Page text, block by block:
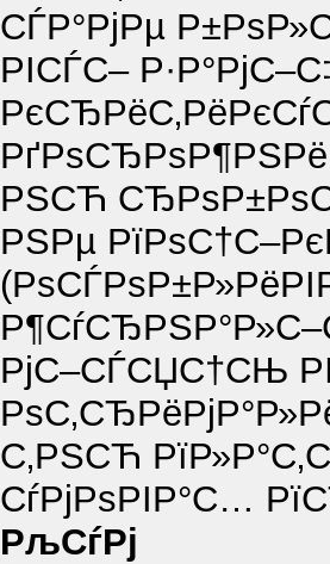
СЃР°РјРµ
РІСЃС–
РЅСЋ
РЅРµ
РјС–СЃСЏС†СЊ
С‚РЅСЋ
СѓРјРѕРІР°С…
РљСѓРј